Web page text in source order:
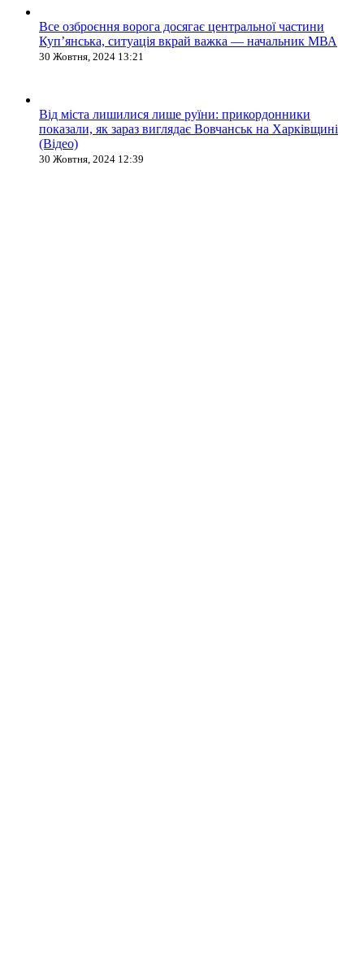
Все озброєння ворога досягає центральної частини
Куп’янська, ситуація вкрай важка — начальник МВА
30 Жовтня, 2024 13:21
Від міста лишилися лише руїни: прикордонники
показали, як зараз виглядає Вовчанськ на Харківщині
(Відео)
30 Жовтня, 2024 12:39